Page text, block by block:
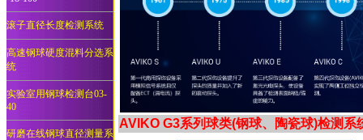
滚子直径长度检测系统
高速钢球硬度混料分选系
统
实验室用钢球检测台03-
40
研磨在线钢球直径测量系
AVIKO G3系列球类(钢球、陶瓷球)检测系